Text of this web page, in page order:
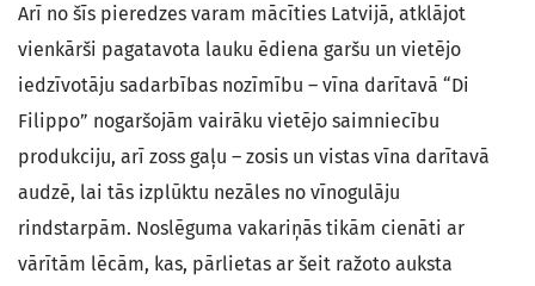
Arī no šīs pieredzes varam mācīties Latvijā, atklājot
vienkārši pagatavota lauku ēdiena garšu un vietējo
iedzīvotāju sadarbības nozīmību – vīna darītavā “Di
Filippo” nogaršojām vairāku vietējo saimniecību
produkciju, arī zoss gaļu – zosis un vistas vīna darītavā
audzē, lai tās izplūktu nezāles no vīnogulāju
rindstarpām. Noslēguma vakariņās tikām cienāti ar
vārītām lēcām, kas, pārlietas ar šeit ražoto auksta